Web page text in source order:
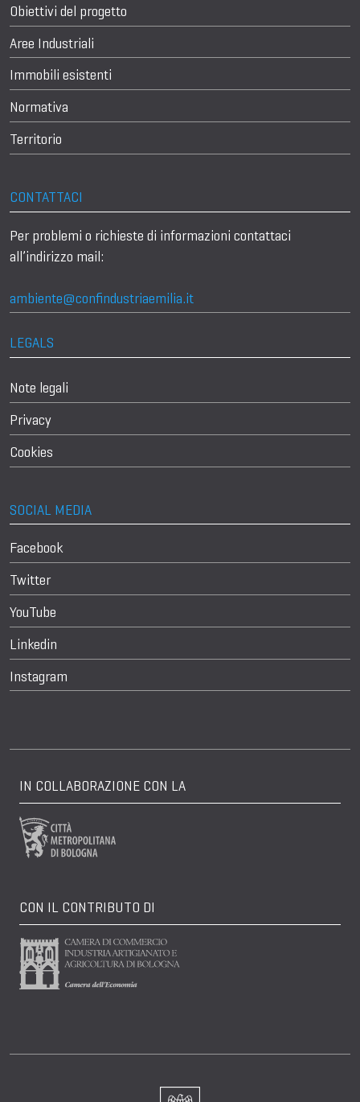
Obiettivi del progetto
Aree Industriali
Immobili esistenti
Normativa
Territorio
CONTATTACI
Per problemi o richieste di informazioni contattaci
all’indirizzo mail:
ambiente@confindustriaemilia.it
LEGALS
Note legali
Privacy
Cookies
SOCIAL MEDIA
Facebook
Twitter
YouTube
Linkedin
Instagram
IN COLLABORAZIONE CON LA
CON IL CONTRIBUTO DI